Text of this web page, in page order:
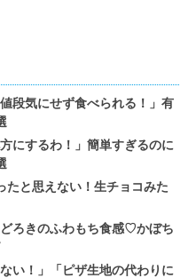
段気にせず食べられる！」有
にするわ！」簡単すぎるのに
たと思えない！生チョコみた
ろきのふわもち食感♡かぼち
い！」「ピザ生地の代わりに